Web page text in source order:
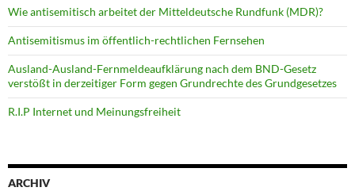
Wie antisemitisch arbeitet der Mitteldeutsche Rundfunk (MDR)?
Antisemitismus im öffentlich-rechtlichen Fernsehen
Ausland-Ausland-Fernmeldeaufklärung nach dem BND-Gesetz
verstößt in derzeitiger Form gegen Grundrechte des Grundgesetzes
R.I.P Internet und Meinungsfreiheit
ARCHIV